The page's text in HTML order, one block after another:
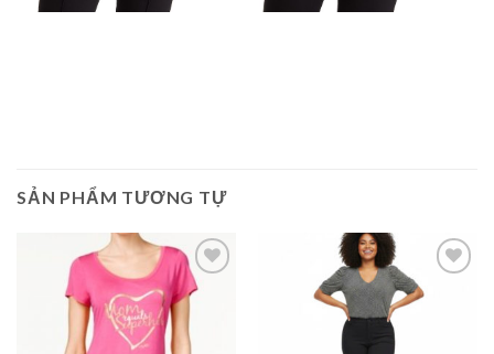
SẢN PHẨM TƯƠNG TỰ
Wishlist